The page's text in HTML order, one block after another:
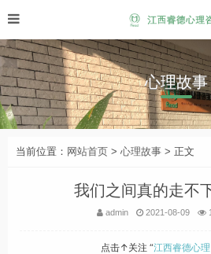
心理故事
当前位置： 网站首页 > 心理故事 > 正文
我们之间真的走不
admin 2021-08-09
点击↑关注 “江西睿德心